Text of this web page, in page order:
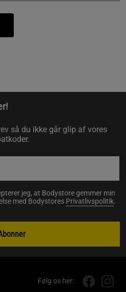
så du ikke går glip af vores
jeg, at Bodystore gemmer min
med Bodystores Privatlivspolitik.
Følg os her: